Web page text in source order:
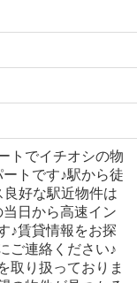
トでイチオシの物
トです♪駅から徒
好な駅近物件は
日から高速イン
♪賃貸情報をお探
ご連絡ください♪
取り扱っておりま